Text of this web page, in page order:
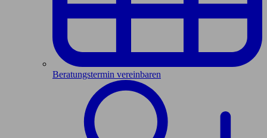
Beratungstermin vereinbaren